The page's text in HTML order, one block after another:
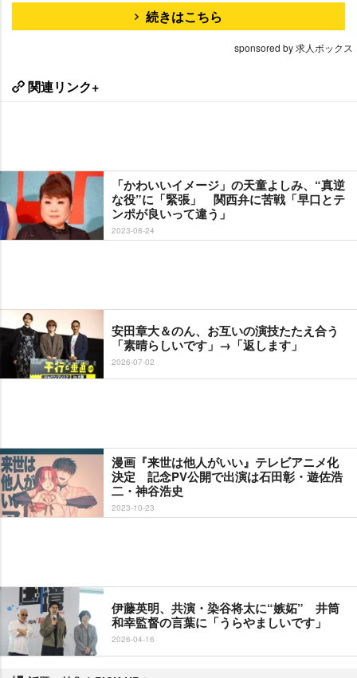
続きはこちら
sponsored by 求人ボックス
関連リンク+
「かわいいイメージ」の天童よしみ、“真逆
な役”に「緊張」 関西弁に苦戦「早口とテ
ンポが良いって違う」
2023-08-24
安田章大＆のん、お互いの演技たたえ合う
「素晴らしいです」→「返します」
2026-07-02
漫画『来世は他人がいい』テレビアニメ化
決定 記念PV公開で出演は石田彰・遊佐浩
二・神谷浩史
2023-10-23
伊藤英明、共演・染谷将太に“嫉妬” 井筒
和幸監督の言葉に「うらやましいです」
2026-04-16